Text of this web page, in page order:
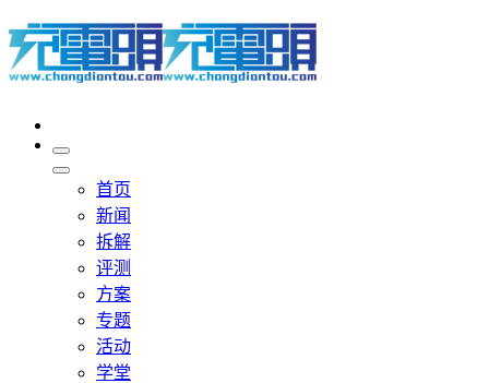
首页
新闻
拆解
评测
方案
专题
活动
学堂